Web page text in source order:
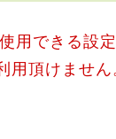
用できる設
用頂けません